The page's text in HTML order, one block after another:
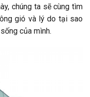
chúng ta sẽ cùng tìm
gió và lý do tại sao
của mình.